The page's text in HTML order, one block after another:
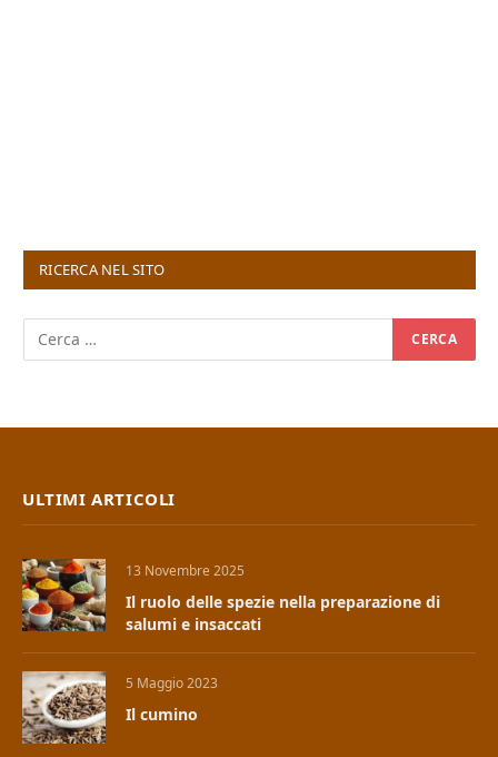
RICERCA NEL SITO
ULTIMI ARTICOLI
13 Novembre 2025
Il ruolo delle spezie nella preparazione di
salumi e insaccati
5 Maggio 2023
Il cumino